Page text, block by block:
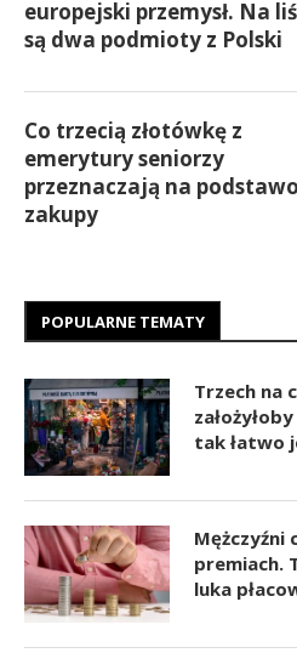
europejski przemysł. Na
są dwa podmioty z Polski
Co trzecią złotówkę z
emerytury seniorzy
przeznaczają na
zakupy
POPULARNE TEMATY
Trzech na
tak łatwo
Mężczyźni
premiach.
luka